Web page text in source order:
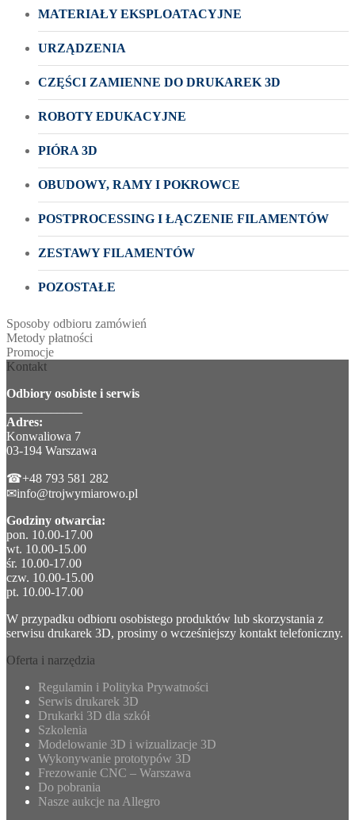
MATERIAŁY EKSPLOATACYJNE
URZĄDZENIA
CZĘŚCI ZAMIENNE DO DRUKAREK 3D
ROBOTY EDUKACYJNE
PIÓRA 3D
OBUDOWY, RAMY I POKROWCE
POSTPROCESSING I ŁĄCZENIE FILAMENTÓW
ZESTAWY FILAMENTÓW
POZOSTAŁE
Sposoby odbioru zamówień
Metody płatności
Promocje
Kontakt
Odbiory osobiste i serwis
Adres:
Konwaliowa 7
03-194 Warszawa
☎+48 793 581 282
✉info@trojwymiarowo.pl
Godziny otwarcia:
pon. 10.00-17.00
wt. 10.00-15.00
śr. 10.00-17.00
czw. 10.00-15.00
pt. 10.00-17.00
W przypadku odbioru osobistego produktów lub skorzystania z
serwisu drukarek 3D, prosimy o wcześniejszy kontakt telefoniczny.
Oferta i narzędzia
Regulamin i Polityka Prywatności
Serwis drukarek 3D
Drukarki 3D dla szkół
Szkolenia
Modelowanie 3D i wizualizacje 3D
Wykonywanie prototypów 3D
Frezowanie CNC – Warszawa
Do pobrania
Nasze aukcje na Allegro